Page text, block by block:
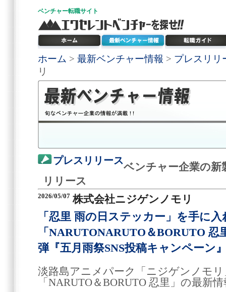
ベンチャー転職サイト
ホーム > 最新ベンチャー情報 > プレスリリ
リ
プレスリリース
ベンチャー企業の新
リリース
2026/05/07 株式会社ニジゲンノモリ
「忍里 雨の日ステッカー」を手に
「NARUTONARUTO＆BORUTO 忍
弾『五月雨祭SNS投稿キャンペーン
淡路島アニメパーク「ニジゲンノモ
「NARUTO＆BORUTO 忍里」の最新